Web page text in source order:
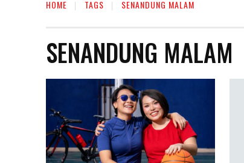
HOME TAGS SENANDUNG MALAM
SENANDUNG MALAM